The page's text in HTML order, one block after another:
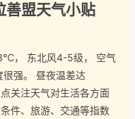
盟天气小贴
， 东北风4-5级， 空气
强。 昼夜温差达
关注天气对生活各方面
件、旅游、交通等指数